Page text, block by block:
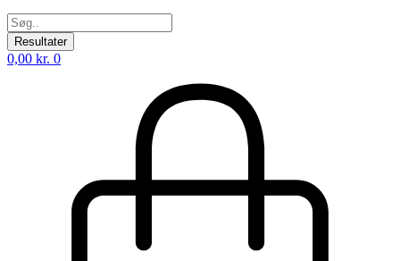
Search
...Resultater
0,00 kr. 0